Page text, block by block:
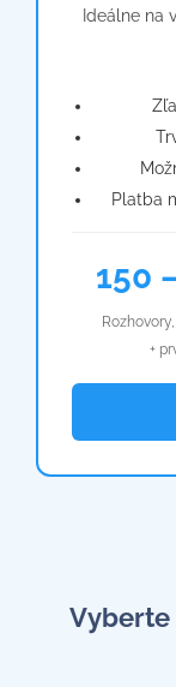
Ideálne na
Platba
150
+
Vyberte